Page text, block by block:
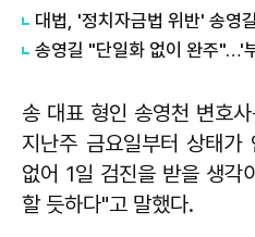
대법, '정치자금법 위반' 송영
송영길 "단일화 없이 완주"…'
송 대표 형인 송영천 변호
지난주 금요일부터 상태
없어 1일 검진을 받을 생각
할 듯하다"고 말했다.